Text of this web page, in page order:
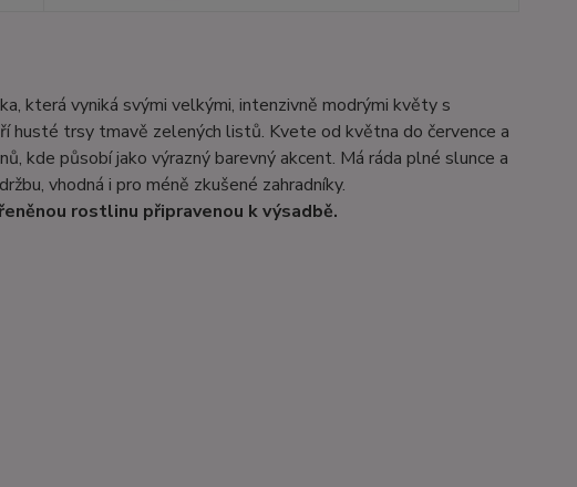
která vyniká svými velkými, intenzivně modrými květy s
trsy tmavě zelených listů. Kvete od května do července a
kde působí jako výrazný barevný akcent. Má ráda plné slunce a
vhodná i pro méně zkušené zahradníky.
rostlinu připravenou k výsadbě.